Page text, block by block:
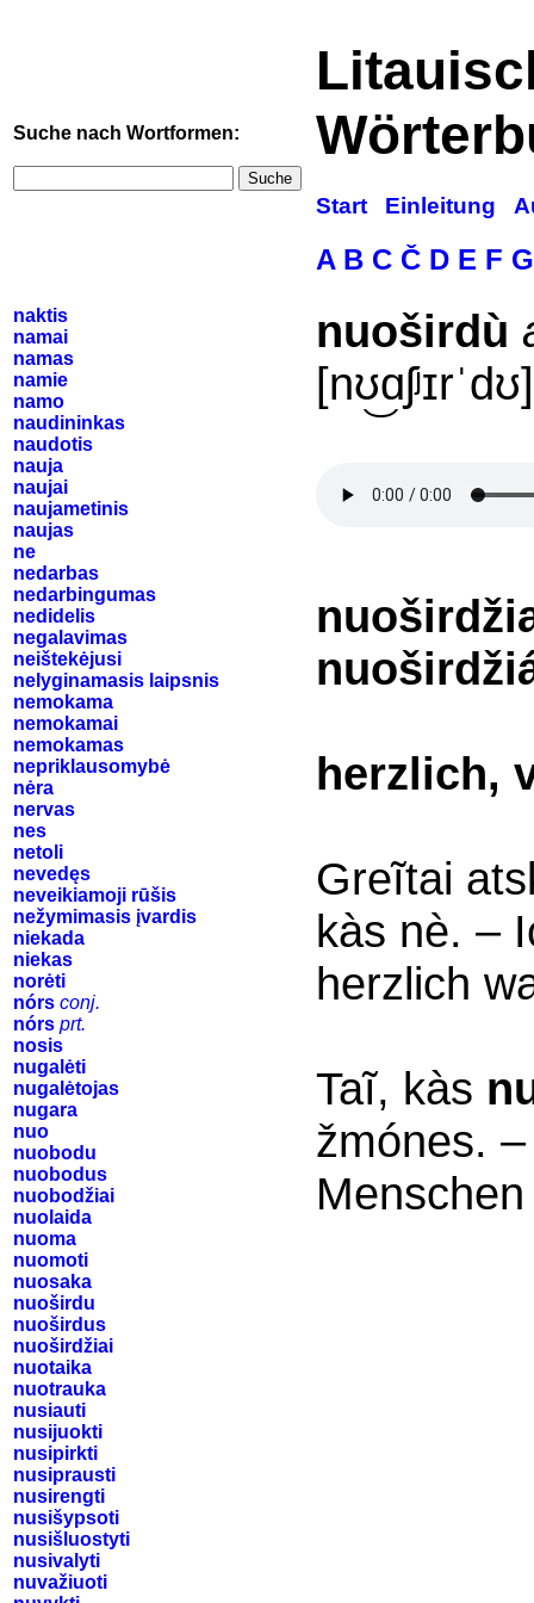
Suche nach Wortformen:
Suche
Start Einleitung
A B C Č D E F G
naktis
namai
namas
namie
namo
naudininkas
naudotis
nauja
naujai
naujametinis
naujas
ne
nedarbas
nedarbingumas
nedidelis
negalavimas
neištekėjusi
nelyginamasis laipsnis
nemokama
nemokamai
nemokamas
nepriklausomybė
nėra
nervas
nes
netoli
nevedęs
neveikiamoji rūšis
nežymimasis įvardis
niekada
niekas
norėti
nórs conj.
nórs prt.
nosis
nugalėti
nugalėtojas
nugara
nuo
nuobodu
nuobodus
nuobodžiai
nuolaida
nuoma
nuomoti
nuosaka
nuoširdu
nuoširdus
nuoširdžiai
nuotaika
nuotrauka
nusiauti
nusijuokti
nusipirkti
nusiprausti
nusirengti
nusišypsoti
nusišluostyti
nusivalyti
nuvažiuoti
nuoširdù
[nʊ͜ɑʃʲɪrˈdʊ]
herzlich,
Greĩtai
kàs nè. –
herzlich
Taĩ, kàs
žmónes.